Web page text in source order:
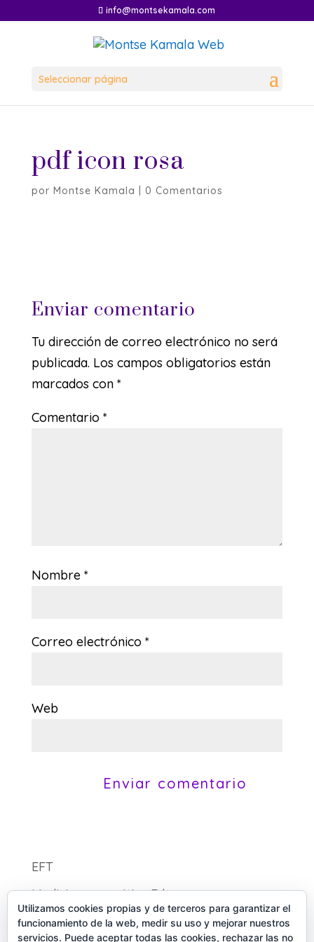
info@montsekamala.com
Seleccionar página
pdf icon rosa
por Montse Kamala 0 Comentarios
Enviar comentario
Tu dirección de correo electrónico no será
publicada. Los campos obligatorios están
marcados con *
Comentario *
Nombre *
Correo electrónico *
Web
EFT
Medicina energética Eden
Utilizamos cookies propias y de terceros para garantizar el
funcionamiento de la web, medir su uso y mejorar nuestros
servicios. Puede aceptar todas las cookies, rechazar las no